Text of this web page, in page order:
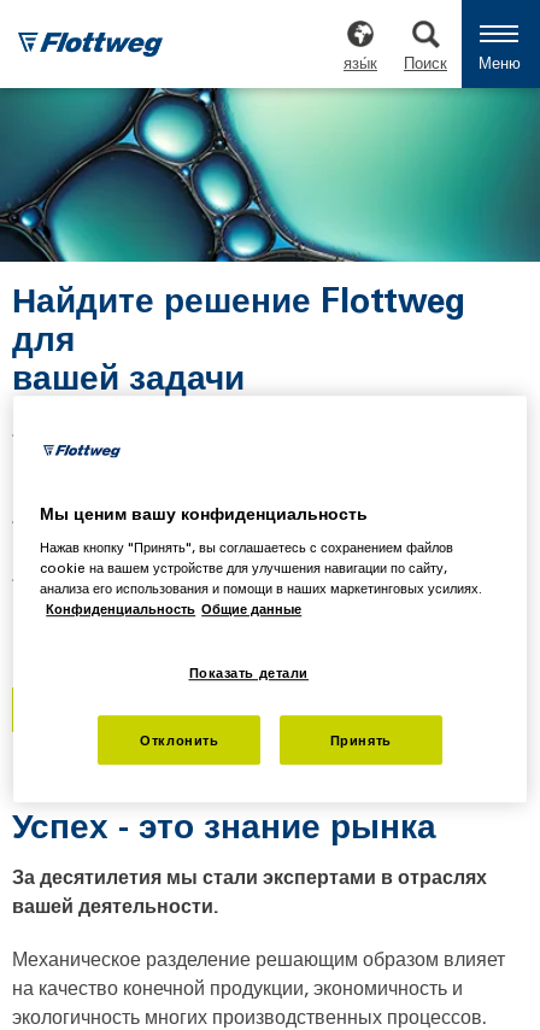
язы́к Поиск Меню
Найдите решение Flottweg
для
вашей задачи
применения для максимальной эффективности
Десятилетия опыта в технологии экологичного
разделения для оптимального качества продукции
Разработанные в Германии центрифуги
обеспечивают успех в отраслях от пищевой до
Успех - это знание рынка
За десятилетия мы стали экспертами в отраслях
вашей деятельности.
Механическое разделение решающим образом влияет
на качество конечной продукции, экономичность и
экологичность многих производственных процессов.
Мы ценим вашу конфиденциальность
Нажав кнопку "Принять", вы соглашаетесь с сохранением файлов
cookie на вашем устройстве для улучшения навигации по сайту,
анализа его использования и помощи в наших маркетинговых усилиях.
Конфиденциальность Общие данные
Показать детали
Отклонить Принять